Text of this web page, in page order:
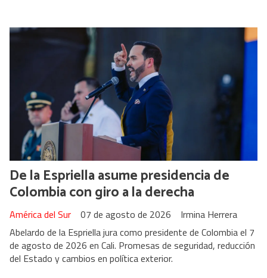
De la Espriella asume presidencia de
Colombia con giro a la derecha
Irmina Herrera
América del Sur
07 de agosto de 2026
Abelardo de la Espriella jura como presidente de Colombia el 7
de agosto de 2026 en Cali. Promesas de seguridad, reducción
del Estado y cambios en política exterior.